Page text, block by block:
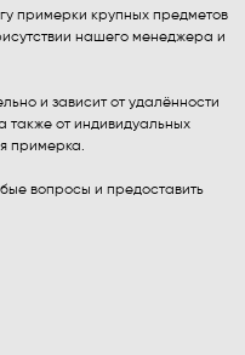
примерки крупных предметов
нашего менеджера и
и зависит от удалённости
также от индивидуальных
примерка.
вопросы и предоставить